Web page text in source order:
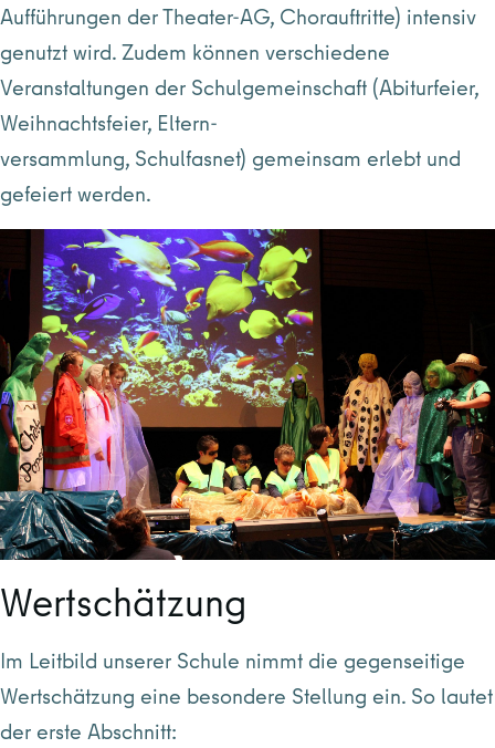
Aufführungen der Theater-AG, Chorauftritte) intensiv
genutzt wird. Zudem können verschiedene
Veranstaltungen der Schulgemeinschaft (Abiturfeier,
Weihnachtsfeier, Eltern-
versammlung, Schulfasnet) gemeinsam erlebt und
gefeiert werden.
Wertschätzung
Im Leitbild unserer Schule nimmt die gegenseitige
Wertschätzung eine besondere Stellung ein. So lautet
der erste Abschnitt: